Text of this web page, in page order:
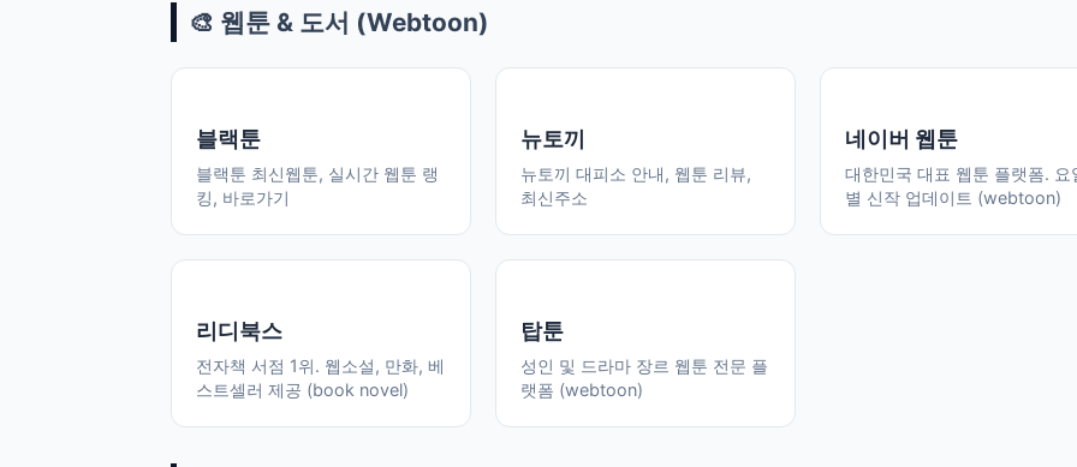
🎨 웹툰 & 도서 (Webtoon)
블랙툰
블랙툰 최신웹툰, 실시간 웹툰 랭
킹, 바로가기
뉴토끼
뉴토끼 대피소 안내, 웹툰 리뷰,
최신주소
네이버 웹툰
대한민국 대표 웹툰 플랫폼. 요
별 신작 업데이트 (webtoon)
리디북스
전자책 서점 1위. 웹소설, 만화, 베
스트셀러 제공 (book novel)
탑툰
성인 및 드라마 장르 웹툰 전문 플
랫폼 (webtoon)